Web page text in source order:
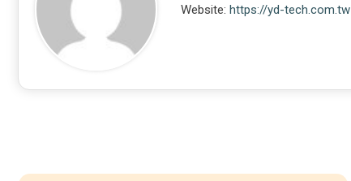
Website:https://yd-tech.com.tw